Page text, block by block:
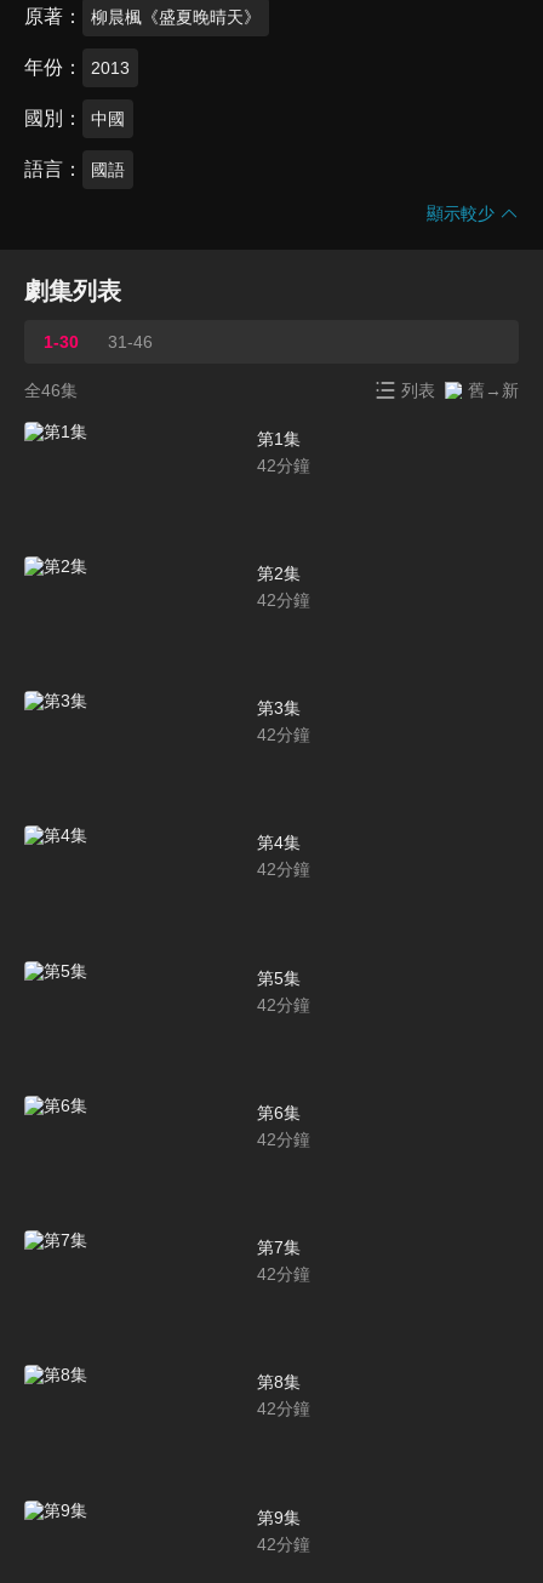
原著 柳晨楓《盛夏晚晴天》
年份 2013
國別 中國
語言 國語
顯示較少
劇集列表
1-30 31-46
全46集 列表 舊→新
第1集
42分鐘
第2集
42分鐘
第3集
42分鐘
第4集
42分鐘
第5集
42分鐘
第6集
42分鐘
第7集
42分鐘
第8集
42分鐘
第9集
42分鐘